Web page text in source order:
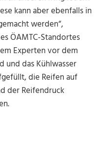
kann aber ebenfalls in
werden“,
ÖAMTC-Standortes
Experten vor dem
das Kühlwasser
die Reifen auf
der Reifendruck